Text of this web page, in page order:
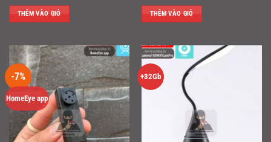
2.350.000 VNĐ.
THÊM VÀO GIỎ THÊM VÀO GIỎ
-7%
HomeEye app
+32Gb